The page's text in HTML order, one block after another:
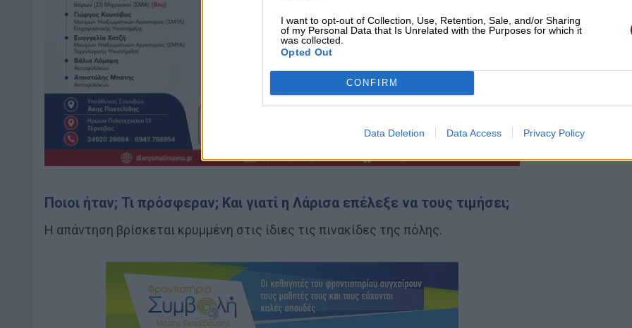
I want to opt-out of Collection, Use, Retention, Sale, and/or Sharing
of my Personal Data that Is Unrelated with the Purposes for which it
was collected.
Opted Out
CONFIRM
Data Deletion Data Access Privacy Policy
Ποιοι ήταν; Τι πρόσφεραν; Και γιατί η Λάρισα επέλεξε να τους τιμήσει;
Η απάντηση βρίσκεται κρυμμένη στις ίδιες τις πινακίδες της πόλης.